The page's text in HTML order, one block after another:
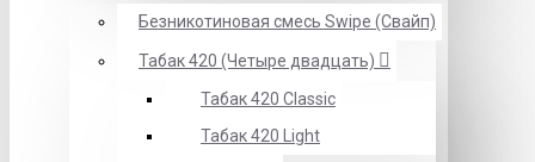
Безникотиновая смесь Swipe (Свайп)
Табак 420 (Четыре двадцать)
Табак 420 Classic
Табак 420 Light